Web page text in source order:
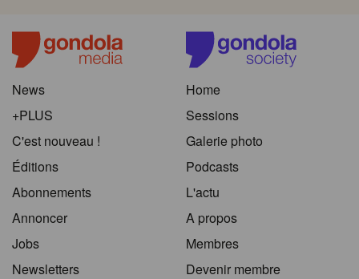
News
+PLUS
C'est nouveau !
Éditions
Abonnements
Annoncer
Jobs
Newsletters
Home
Sessions
Galerie photo
Podcasts
L'actu
A propos
Membres
Devenir membre